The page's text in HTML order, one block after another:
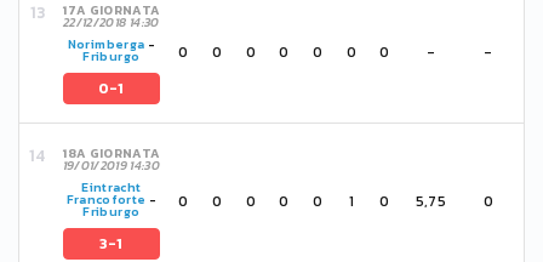
17A GIORNATA
22/12/2018 14:30
Norimberga -
Friburgo
0-1
0 0 0 0 0 0 0 - -
18A GIORNATA
19/01/2019 14:30
Eintracht
Francoforte -
Friburgo
3-1
0 0 0 0 0 1 0 5,75 0